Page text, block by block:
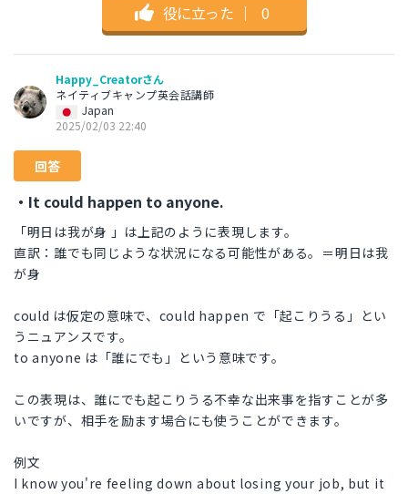
役に立った ｜ 0
Happy_Creatorさん
ネイティブキャンプ英会話講師
Japan
2025/02/03 22:40
回答
・It could happen to anyone.
「明日は我が身 」は上記のように表現します。
直訳：誰でも同じような状況になる可能性がある。＝明日は我
が身
could は仮定の意味で、could happen で「起こりうる」とい
うニュアンスです。
to anyone は「誰にでも」という意味です。
この表現は、誰にでも起こりうる不幸な出来事を指すことが多
いですが、相手を励ます場合にも使うことができます。
例文
I know you're feeling down about losing your job, but it